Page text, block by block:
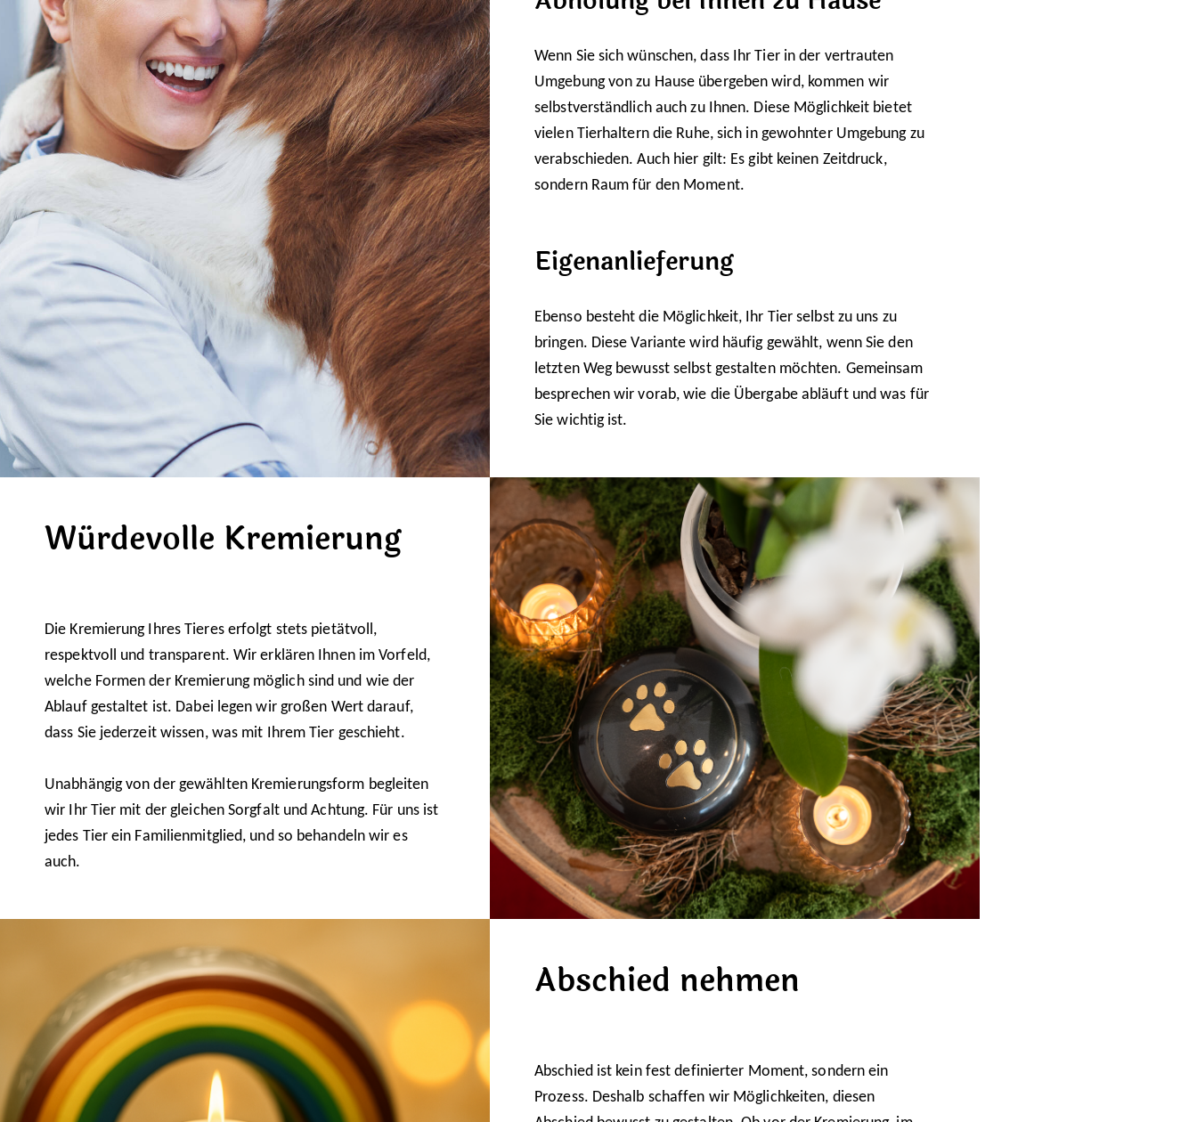
Wenn Sie sich wünschen, dass Ihr Tier in der vertrauten
Umgebung von zu Hause übergeben wird, kommen wir
selbstverständlich auch zu Ihnen. Diese Möglichkeit bietet
vielen Tierhaltern die Ruhe, sich in gewohnter Umgebung zu
verabschieden. Auch hier gilt: Es gibt keinen Zeitdruck,
sondern Raum für den Moment.
Eigenanlieferung
Ebenso besteht die Möglichkeit, Ihr Tier selbst zu uns zu
bringen. Diese Variante wird häufig gewählt, wenn Sie den
letzten Weg bewusst selbst gestalten möchten. Gemeinsam
besprechen wir vorab, wie die Übergabe abläuft und was für
Sie wichtig ist.
Würdevolle Kremierung
Die Kremierung Ihres Tieres erfolgt stets pietätvoll,
respektvoll und transparent. Wir erklären Ihnen im Vorfeld,
welche Formen der Kremierung möglich sind und wie der
Ablauf gestaltet ist. Dabei legen wir großen Wert darauf,
dass Sie jederzeit wissen, was mit Ihrem Tier geschieht.
Unabhängig von der gewählten Kremierungsform begleiten
wir Ihr Tier mit der gleichen Sorgfalt und Achtung. Für uns ist
jedes Tier ein Familienmitglied, und so behandeln wir es
auch.
Abschied nehmen
Abschied ist kein fest definierter Moment, sondern ein
Prozess. Deshalb schaffen wir Möglichkeiten, diesen